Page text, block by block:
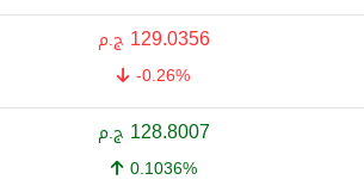
129.0356 ج.م
-0.26%
128.8007 ج.م
0.1036%